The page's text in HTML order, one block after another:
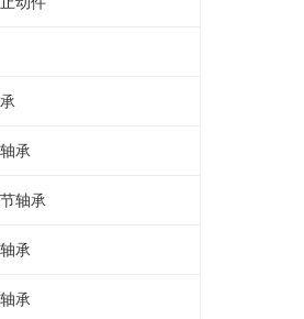
分适用于带紧定套的圆锥孔调心滚子轴承
剖分用于圆柱孔调心滚子轴承
分适用于带紧定套的圆锥孔调心滚子轴承
非剖分适用于调心滚子轴承
F5,非剖分用于带紧定套的圆锥孔轴承
圆柱滚子轴承 RSL系列
子轴承 SL05,SL06 系列
柱滚子轴承 SL1849系列
柱滚子轴承 SL1830 系列
承
承
轴承
轴承
承
承
承